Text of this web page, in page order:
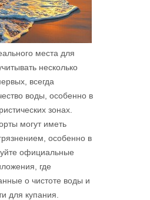
места для
несколько
всегда
воды, особенно в
зонах.
могут иметь
особенно в
официальные
где
о чистоте воды и
для купания.